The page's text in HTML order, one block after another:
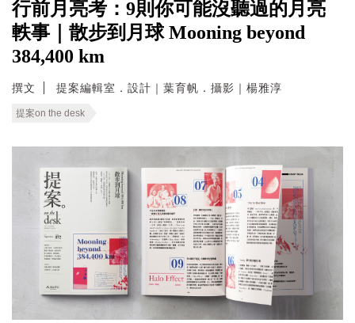
行前月亮考：9則你可能沒聽過的月亮
軼事｜散步到月球 Mooning beyond
384,400 km
撰文 提案編輯室．設計｜葉育帆．攝影｜楊雅淳
提案on the desk